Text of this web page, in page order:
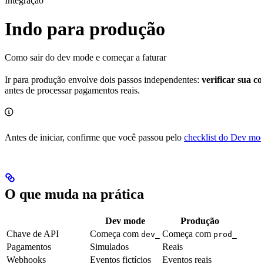
Indo para produção
Como sair do dev mode e começar a faturar
Ir para produção envolve dois passos independentes: verificar sua
antes de processar pagamentos reais.
Antes de iniciar, confirme que você passou pelo checklist do Dev
O que muda na prática
Dev mode
Produção
Chave de API
Começa com dev_ Começa com prod_
Pagamentos Simulados
Reais
Webhooks
Eventos fictícios
Eventos reais